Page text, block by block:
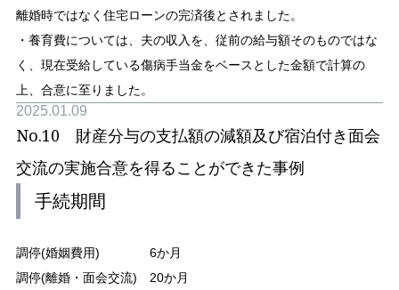
離婚時ではなく住宅ローンの完済後とされました。
・養育費については、夫の収入を、従前の給与額そのものではな
く、現在受給している傷病手当金をベースとした金額で計算の
上、合意に至りました。
2025.01.09
No.10 財産分与の支払額の減額及び宿泊付き面会
交流の実施合意を得ることができた事例
手続期間
調停(婚姻費用) 6か月
調停(離婚・面会交流) 20か月